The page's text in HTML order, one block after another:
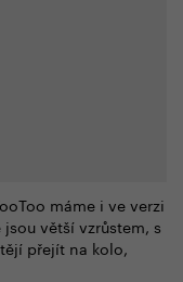
máme i ve verzi
větší vzrůstem, s
přejít na kolo,